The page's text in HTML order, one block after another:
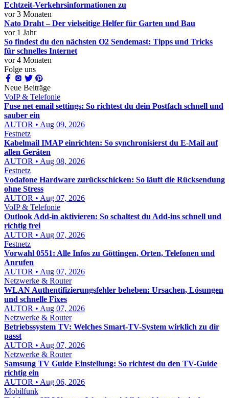
Echtzeit-Verkehrsinformationen zu
vor 3 Monaten
Nato Draht – Der vielseitige Helfer für Garten und Bau
vor 1 Jahr
So findest du den nächsten O2 Sendemast: Tipps und Tricks
für schnelles Internet
vor 4 Monaten
Folge uns
Neue Beiträge
VoIP & Telefonie
Fuse net email settings: So richtest du dein Postfach schnell und
sauber ein
AUTOR • Aug 09, 2026
Festnetz
Kabelmail IMAP einrichten: So synchronisierst du E-Mail auf
allen Geräten
AUTOR • Aug 08, 2026
Festnetz
Vodafone Hardware zurückschicken: So läuft die Rücksendung
ohne Stress
AUTOR • Aug 07, 2026
VoIP & Telefonie
Outlook Add-in aktivieren: So schaltest du Add-ins schnell und
richtig frei
AUTOR • Aug 07, 2026
Festnetz
Vorwahl 0551: Alle Infos zu Göttingen, Orten, Telefonen und
Anrufen
AUTOR • Aug 07, 2026
Netzwerke & Router
WLAN Authentifizierungsfehler beheben: Ursachen, Lösungen
und schnelle Fixes
AUTOR • Aug 07, 2026
Netzwerke & Router
Betriebssystem TV: Welches Smart-TV-System wirklich zu dir
passt
AUTOR • Aug 07, 2026
Netzwerke & Router
Samsung TV Guide Einstellung: So richtest du den TV-Guide
richtig ein
AUTOR • Aug 06, 2026
Mobilfunk